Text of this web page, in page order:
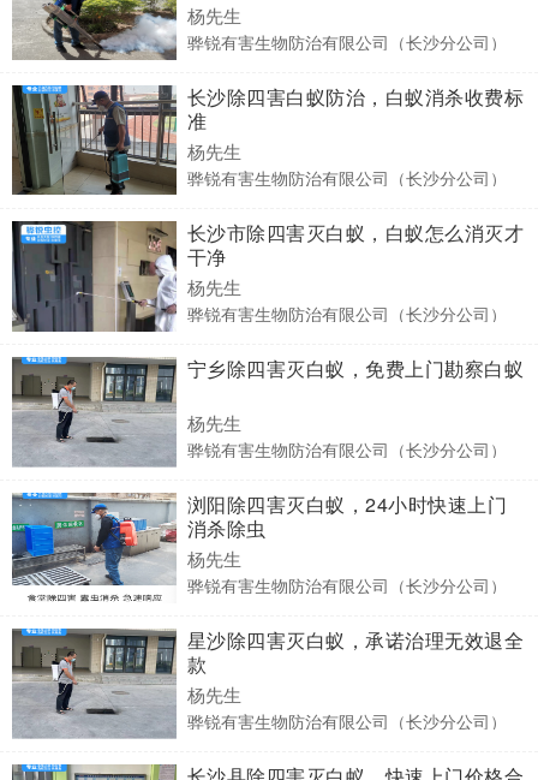
杨先生
骅锐有害生物防治有限公司（长沙分公司）
长沙除四害白蚁防治，白蚁消杀收费标
准
杨先生
骅锐有害生物防治有限公司（长沙分公司）
长沙市除四害灭白蚁，白蚁怎么消灭才
干净
杨先生
骅锐有害生物防治有限公司（长沙分公司）
宁乡除四害灭白蚁，免费上门勘察白蚁
杨先生
骅锐有害生物防治有限公司（长沙分公司）
浏阳除四害灭白蚁，24小时快速上门
消杀除虫
杨先生
骅锐有害生物防治有限公司（长沙分公司）
星沙除四害灭白蚁，承诺治理无效退全
款
杨先生
骅锐有害生物防治有限公司（长沙分公司）